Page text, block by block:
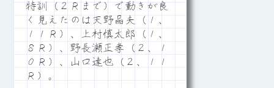
特訓（２Ｒまで）で動きが良
く見えたのは天野晶夫（１、
１１Ｒ）、上村慎太郎（１、
８Ｒ）、野長瀬正孝（２、１
０Ｒ）、山口達也（２、１１
Ｒ）。